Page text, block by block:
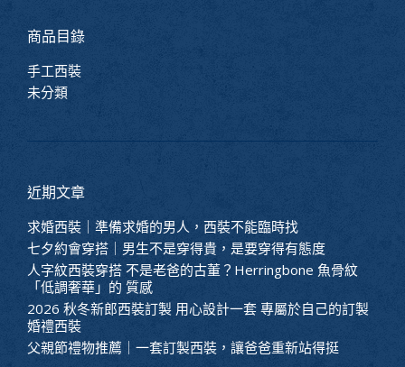
商品目錄
手工西裝
未分類
近期文章
求婚西裝｜準備求婚的男人，西裝不能臨時找
七夕約會穿搭｜男生不是穿得貴，是要穿得有態度
人字紋西裝穿搭 不是老爸的古董？Herringbone 魚骨紋
「低調奢華」的 質感
2026 秋冬新郎西裝訂製 用心設計一套 專屬於自己的訂製
婚禮西裝
父親節禮物推薦｜一套訂製西裝，讓爸爸重新站得挺